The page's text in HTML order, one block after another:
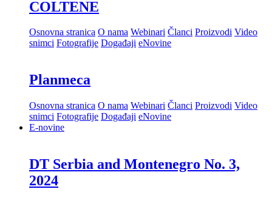
COLTENE
Osnovna stranica O nama Webinari Članci Proizvodi Video
snimci Fotografije Događaji eNovine
Planmeca
Osnovna stranica O nama Webinari Članci Proizvodi Video
snimci Fotografije Događaji eNovine
E-novine
DT Serbia and Montenegro No. 3,
2024